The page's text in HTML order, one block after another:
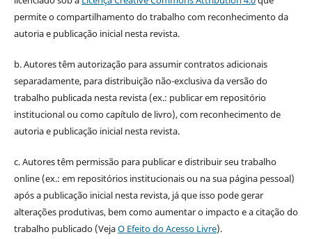
permite o compartilhamento do trabalho com reconhecimento da
autoria e publicação inicial nesta revista.
b. Autores têm autorização para assumir contratos adicionais
separadamente, para distribuição não-exclusiva da versão do
trabalho publicada nesta revista (ex.: publicar em repositório
institucional ou como capítulo de livro), com reconhecimento de
autoria e publicação inicial nesta revista.
c. Autores têm permissão para publicar e distribuir seu trabalho
online (ex.: em repositórios institucionais ou na sua página pessoal)
após a publicação inicial nesta revista, já que isso pode gerar
alterações produtivas, bem como aumentar o impacto e a citação do
trabalho publicado (VejaO Efeito do Acesso Livre).